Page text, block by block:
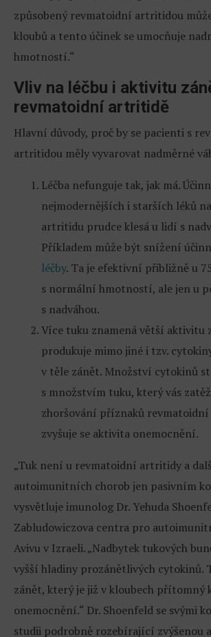
způsobený revmatoidní artritidou
kloubů a tento účinek se umocňuje
hmotností.“
Vliv na léčbu i aktivitu
revmatoidní artritidě
Hlavní důvody, proč by se pacienti s
artritidou měly vyvarovat nadměrné
Léčba nefunguje tak, jak má.
nejmodernějších i starších léků
artritidu prudce klesá u lidí s
Příkladem může být snížení
léčby. Ta je efektivní přibližně u
s normální hmotností, ale jen u
s nadváhou.
Více tuku znamená větší aktivitu
produkuje mimo jiné i tzv.
v těle zánět. Množství cytokinů
s množstvím tuku, který vás
zhoršování příznaků
zvyšuje se aktivita onemocnění.
„Tuk není u revmatoidní artritidy a
autoimunitních chorob jen pasivním
vysvětluje imunolog Dr. Yehuda
Zabludowiczova centra pro
Avivu v Izraeli. „Nadbytek tukových
vyšší hladiny prozánětlivých cytokinů.
zánět, který je již v kloubech přítomný
onemocnění.“ Dr. Shoenfeld se svými
studii podrobně rozebírající zvýšenou